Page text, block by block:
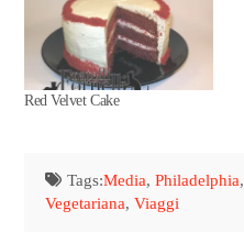
Red Velvet Cake
Tags:Media, Philadelphia,
Vegetariana,Viaggi